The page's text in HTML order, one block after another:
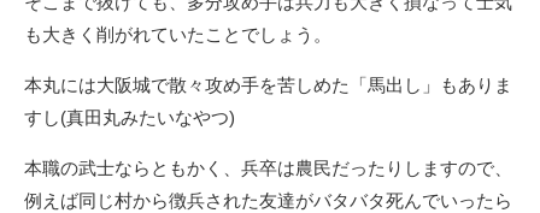
も大きく削がれていたことでしょう。
本丸には大阪城で散々攻め手を苦しめた「馬出し」もありま
すし(真田丸みたいなやつ)
本職の武士ならともかく、兵卒は農民だったりしますので、
例えば同じ村から徴兵された友達がバタバタ死んでいったら